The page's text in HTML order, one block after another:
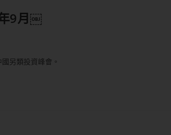
9月￼
另類投資峰會。